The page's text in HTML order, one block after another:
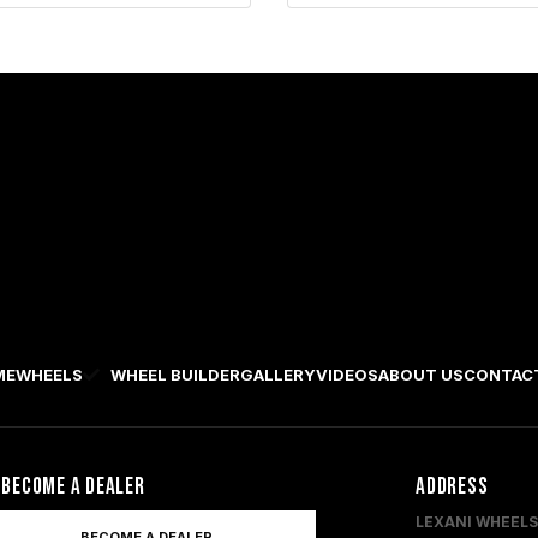
WHEELS WHEEL BUILDERGALLERYVIDEOSABOUT US
A DEALER ADDRESS
LEXANI WHEELS